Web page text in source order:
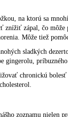
na ktorú sa
znížiť zápal, čo
Môže tiež
sladkých
gingerolu,
chronickú bolesť
zoznamu nielen